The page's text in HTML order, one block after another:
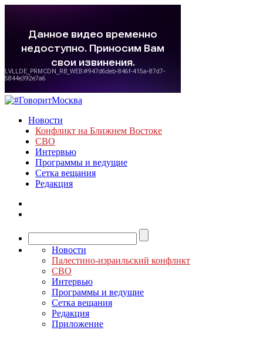
Новости
Конфликт на Ближнем Востоке
СВО
Интервью
Программы и ведущие
Сетка вещания
Редакция
Новости
Палестино-израильский конфликт
СВО
Интервью
Программы и ведущие
Сетка вещания
Редакция
Приложение